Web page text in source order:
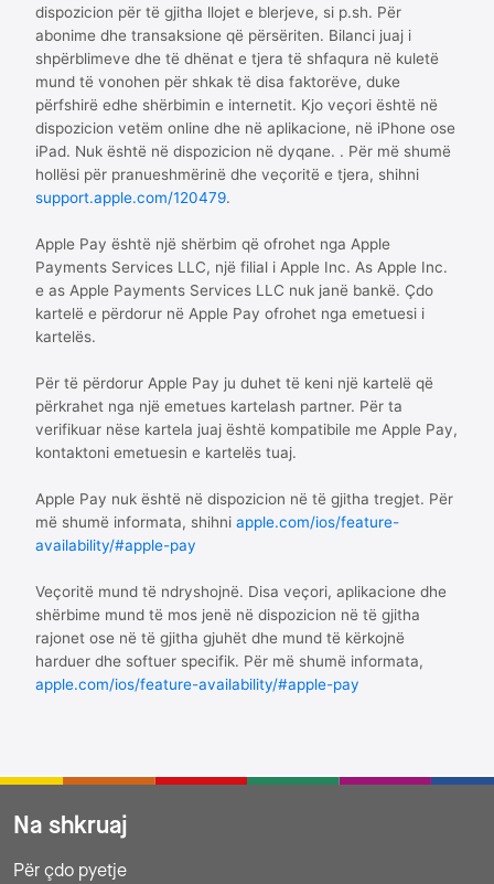
dispozicion për të gjitha llojet e blerjeve, si p.sh. Për
abonime dhe transaksione që përsëriten. Bilanci juaj i
shpërblimeve dhe të dhënat e tjera të shfaqura në kuletë
mund të vonohen për shkak të disa faktorëve, duke
përfshirë edhe shërbimin e internetit. Kjo veçori është në
dispozicion vetëm online dhe në aplikacione, në iPhone ose
iPad. Nuk është në dispozicion në dyqane. . Për më shumë
hollësi për pranueshmërinë dhe veçoritë e tjera, shihni
support.apple.com/120479.
Apple Pay është një shërbim që ofrohet nga Apple
Payments Services LLC, një filial i Apple Inc. As Apple Inc.
e as Apple Payments Services LLC nuk janë bankë. Çdo
kartelë e përdorur në Apple Pay ofrohet nga emetuesi i
kartelës.
Për të përdorur Apple Pay ju duhet të keni një kartelë që
përkrahet nga një emetues kartelash partner. Për ta
verifikuar nëse kartela juaj është kompatibile me Apple Pay,
kontaktoni emetuesin e kartelës tuaj.
Apple Pay nuk është në dispozicion në të gjitha tregjet. Për
më shumë informata, shihni apple.com/ios/feature-
availability/#apple-pay
Veçoritë mund të ndryshojnë. Disa veçori, aplikacione dhe
shërbime mund të mos jenë në dispozicion në të gjitha
rajonet ose në të gjitha gjuhët dhe mund të kërkojnë
harduer dhe softuer specifik. Për më shumë informata,
apple.com/ios/feature-availability/#apple-pay
Na shkruaj
Për çdo pyetje